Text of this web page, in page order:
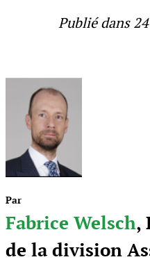
Publié dans
Par
Fabrice Welsch,
de la division